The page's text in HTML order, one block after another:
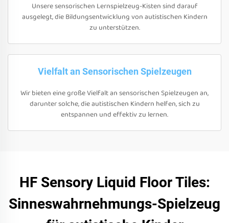
Unsere sensorischen Lernspielzeug-Kisten sind darauf
ausgelegt, die Bildungsentwicklung von autistischen Kindern
zu unterstützen.
Vielfalt an Sensorischen Spielzeugen
Wir bieten eine große Vielfalt an sensorischen Spielzeugen an,
darunter solche, die autistischen Kindern helfen, sich zu
entspannen und effektiv zu lernen.
HF Sensory Liquid Floor Tiles:
Sinneswahrnehmungs-Spielzeug